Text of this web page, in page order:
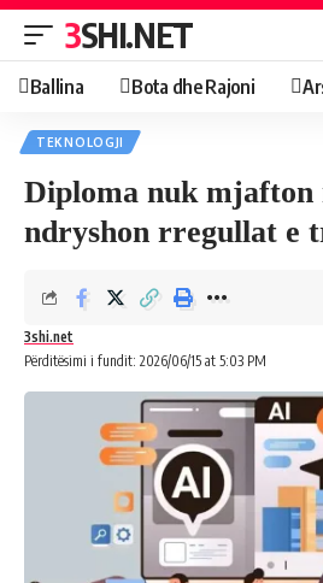
3SHI.NET
Ballina Bota dhe Rajoni
TEKNOLOGJI
Diploma nuk mjafton
ndryshon rregullat e
Përditësimi i fundit: 2026/06/15 at 5:03 PM
3shi.net